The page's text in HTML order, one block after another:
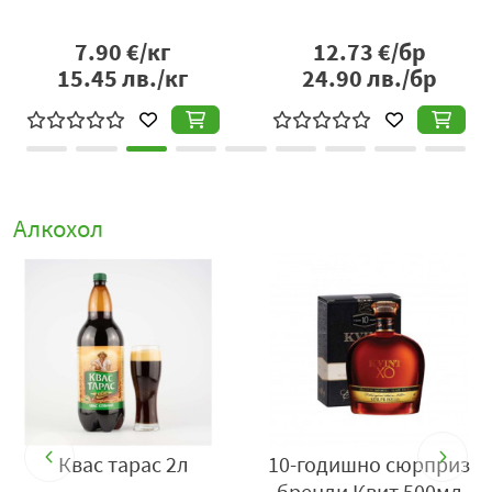
ароматна наситеност, то се комбинира отлично с
червени меса, дивеч, гриловани ястия, богати сосове,
паста с по-интензивни вкусове и зрели сирена. Това го
прави универсален избор за любителите на по-
изразени червени вина.
като умерено охладено състояние позволява на
плодовите и пикантните нотки да се проявят най-
добре. С времето виното може да развие
допълнителна сложност, омекотявайки танините и
разкривайки по-дълбоки ароматни слоеве.
Червено сухо вино Сира от Cellier des Princes е
класически представител на сорта Syrah, който
съчетава плодов интензитет, пикантна дълбочина и
елегантна структура. То предлага балансирано и
7.90€/кг
15.45лв./кг
12.73€/бр
24.90лв./бр
Алкохол
Квас тарас 2л
10-годишно сюрприз